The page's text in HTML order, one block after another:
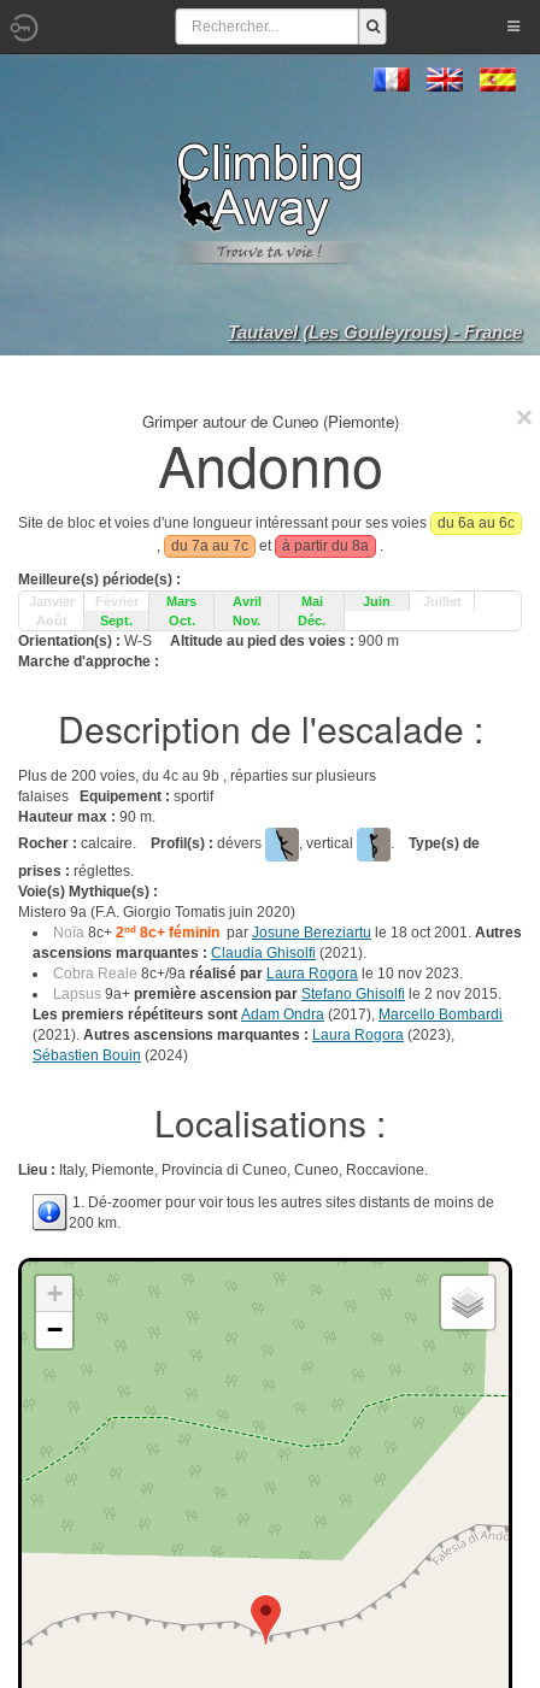
Tautavel (Les Gouleyrous) - France
Grimper autour de Cuneo (Piemonte)
Andonno
Site de bloc et voies d'une longueur intéressant pour ses voies
du 6a au 6c
,
du 7a au 7c et à partir du 8a
.
Meilleure(s) période(s) :
Janvier Février Mars Avril Mai Juin
Juillet
Août
Sept. Oct. Nov. Déc.
Orientation(s) : W-S Altitude au pied des voies : 900 m
Marche d'approche :
Description de l'escalade :
Plus de 200 voies, du 4c au 9b , réparties sur plusieurs
falaises
Equipement : sportif
Hauteur max : 90 m.
Rocher : calcaire. Profil(s) : dévers , vertical . Type(s) de
prises : réglettes.
Voie(s) Mythique(s) :
Mistero 9a (F.A. Giorgio Tomatis juin 2020)
Noïa 8c+ 2nd 8c+ féminin par Josune Bereziartu le 18 oct 2001. Autres
ascensions marquantes : Claudia Ghisolfi (2021).
Cobra Reale 8c+/9a réalisé par Laura Rogora le 10 nov 2023.
Lapsus 9a+ première ascension par Stefano Ghisolfi le 2 nov 2015.
Les premiers répétiteurs sont Adam Ondra (2017), Marcello Bombardi
(2021). Autres ascensions marquantes : Laura Rogora (2023),
Sébastien Bouin (2024)
Localisations :
Lieu : Italy, Piemonte, Provincia di Cuneo, Cuneo, Roccavione.
1. Dé-zoomer pour voir tous les autres sites distants de moins de
200 km.
+
−